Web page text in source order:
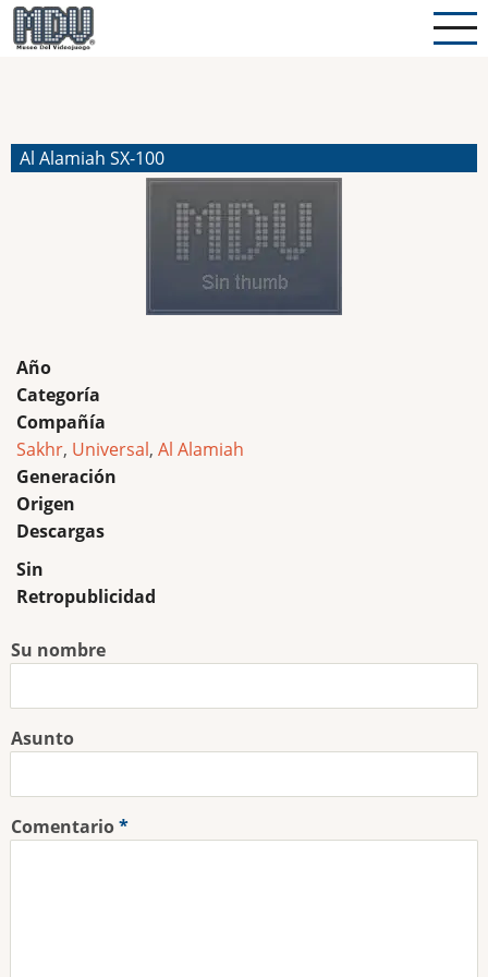
Pasar
al
Al Alamiah SX-100
Año
Categoría
Compañía
Sakhr, Universal, Al Alamiah
Generación
Origen
Descargas
Sin
Retropublicidad
Su nombre
Asunto
Comentario